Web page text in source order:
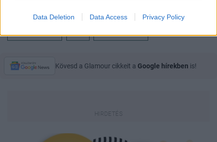
Data Deletion Data Access Privacy Policy
Kövesd a Glamour cikkeit a Google hírekben is!